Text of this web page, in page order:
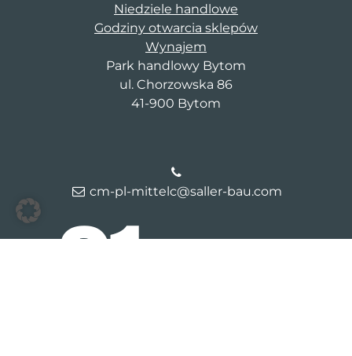
Niedziele handlowe
Godziny otwarcia sklepów
Wynajem
Park handlowy Bytom
ul. Chorzowska 86
41-900 Bytom
cm-pl-mittelc@saller-bau.com